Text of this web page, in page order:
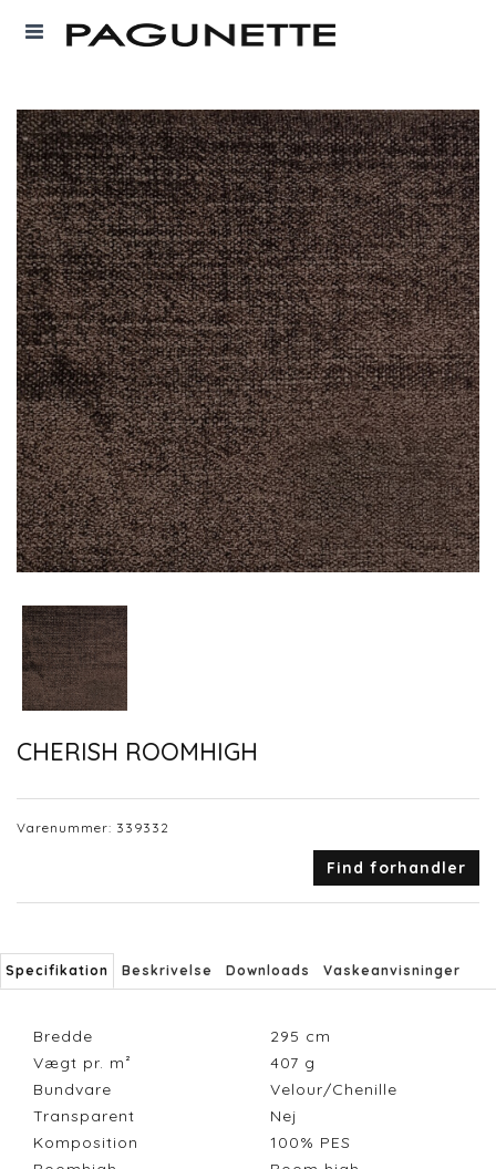
CHERISH ROOMHIGH
Varenummer: 339332
Find forhandler
Specifikation Beskrivelse Downloads Vaskeanvisninger
Bredde 295 cm
Vægt pr. m²
407 g
Bundvare
Velour/Chenille
Transparent
Nej
Komposition
100% PES